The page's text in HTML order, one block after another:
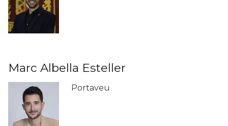
Marc Albella Esteller
Portaveu